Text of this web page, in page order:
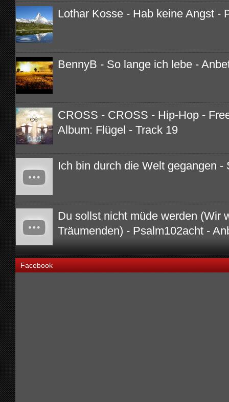
Lothar Kosse - Hab keine Angst -
BennyB - So lange ich lebe -
CROSS - CROSS - Hip-Hop -
Album: Flügel - Track 19
Ich bin durch die Welt gegangen
Du sollst nicht müde werden (Wir
Träumenden) - Psalm102acht -
Facebook